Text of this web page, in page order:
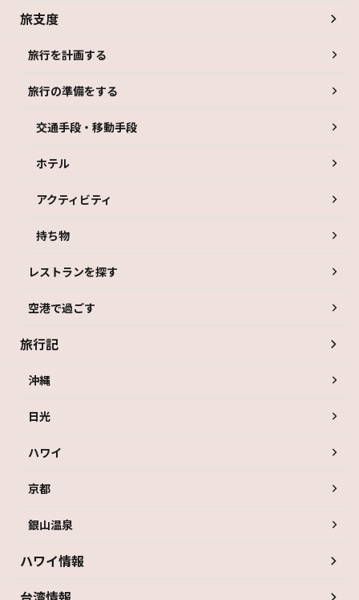
旅支度
旅行を計画する
旅行の準備をする
交通手段・移動手段
ホテル
アクティビティ
持ち物
レストランを探す
空港で過ごす
旅行記
沖縄
日光
ハワイ
京都
銀山温泉
ハワイ情報